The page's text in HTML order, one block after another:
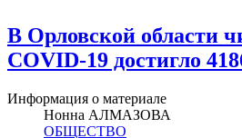
В Орловской области
COVID-19 достигло
Информация о материале
Нонна АЛМАЗОВА
ОБЩЕСТВО